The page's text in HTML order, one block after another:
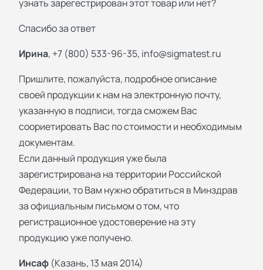
узнать зарегестрирован этот товар или нет?
Спасибо за ответ
Ирина, +7 (800) 533-96-35, info@sigmatest.ru
Пришлите, пожалуйста, подробное описание
своей продукции к нам на электронную почту,
указанную в подписи, тогда сможем Вас
соориетировать Вас по стоимости и необходимым
документам.
Если данный продукция уже была
зарегистрирована на территории Российской
Федерации, то Вам нужно обратиться в Минздрав
за официальным письмом о том, что
регистрационное удостоверение на эту
продукцию уже получено.
Инсаф (Казань, 13 мая 2014)